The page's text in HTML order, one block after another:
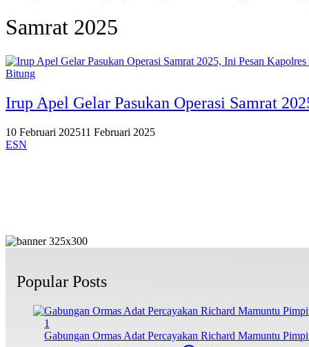
Samrat 2025
Bitung
Irup Apel Gelar Pasukan Operasi Samrat
10 Februari 202511 Februari 2025
ESN
Popular Posts
1
Gabungan Ormas Adat Percayakan Richard Mamuntu